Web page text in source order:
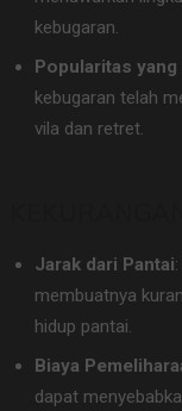
kebugaran.
Popularitas
kebugaran telah
vila dan retret.
Jarak dari Pantai
membuatnya
hidup pantai.
Biaya
dapat